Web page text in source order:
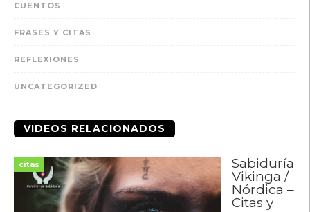
CUENTOS
FRASES Y CITAS
REFLEXIONES
UNCATEGORIZED
VIDEOS RELACIONADOS
citas
Sabiduría
Vikinga /
Nórdica –
Citas y